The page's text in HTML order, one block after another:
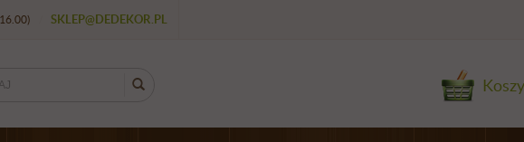
SKLEP@DEDEKOR.PL